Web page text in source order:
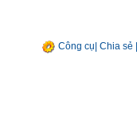
Chia sẻ
Công cụ